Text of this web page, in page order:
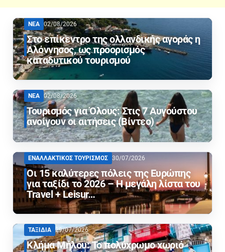
ΝΕΑ 02/08/2026
Στο επίκεντρο της ολλανδικής αγοράς η
Αλόννησος, ως προορισμός
καταδυτικού τουρισμού
ΝΕΑ 02/08/2026
Τουρισμός για Όλους: Στις 7 Αυγούστου
ανοίγουν οι αιτήσεις (Βίντεο)
ΕΝΑΛΛΑΚΤΙΚΟΣ ΤΟΥΡΙΣΜΟΣ 30/07/2026
Οι 15 καλύτερες πόλεις της Ευρώπης
για ταξίδι το 2026 – Η μεγάλη λίστα του
Travel + Leisur…
ΤΑΞΙΔΙΑ 29/07/2026
Κλήμα Μήλου: Το πολύχρωμο χωριό